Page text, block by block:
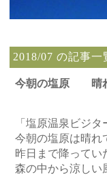
2018/07 の記事一
今朝の塩原
「塩原温泉ビジタ
今朝の塩原は晴れ
昨日まで降ってい
森の中から涼しい